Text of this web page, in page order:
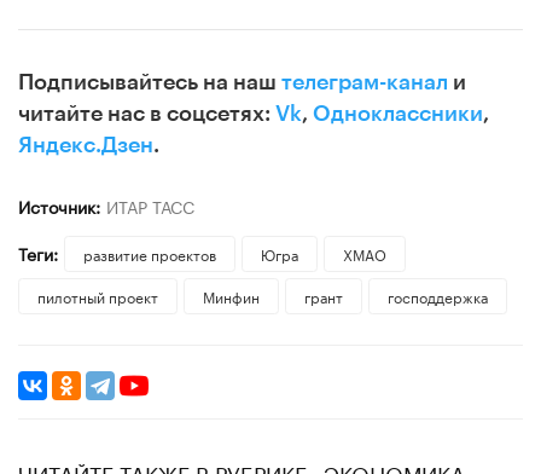
Подписывайтесь на наш телеграм-канал и
читайте нас в соцсетях: Vk, Одноклассники,
Яндекс.Дзен.
Источник: ИТАР ТАСС
Теги:
развитие проектов Югра
ХМАО
пилотный проект
Минфин грант господдержка